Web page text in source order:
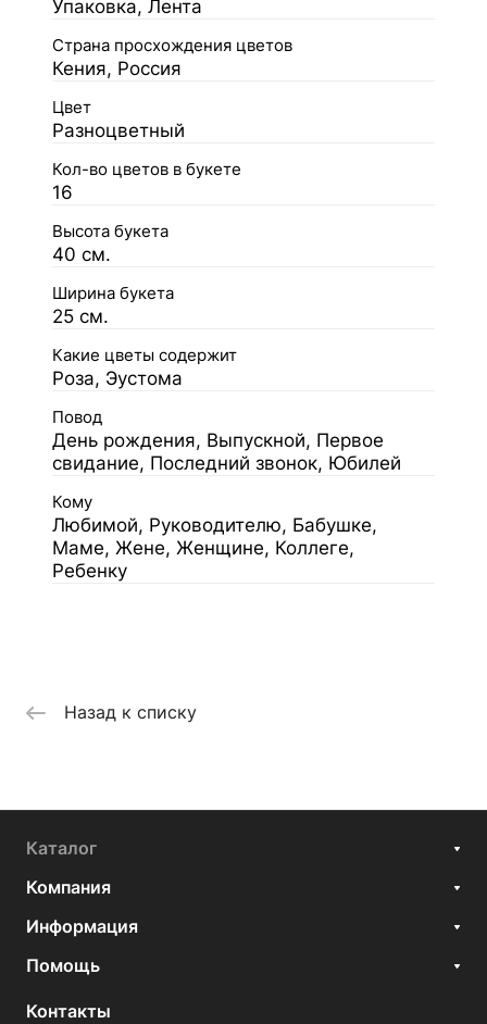
Упаковка, Лента
Страна просхождения цветов
Кения, Россия
Цвет
Разноцветный
Кол-во цветов в букете
16
Высота букета
40 см.
Ширина букета
25 см.
Какие цветы содержит
Роза, Эустома
Повод
День рождения, Выпускной, Первое
свидание, Последний звонок, Юбилей
Кому
Любимой, Руководителю, Бабушке,
Маме, Жене, Женщине, Коллеге,
Ребенку
Назад к списку
Каталог
Компания
Информация
Помощь
Контакты